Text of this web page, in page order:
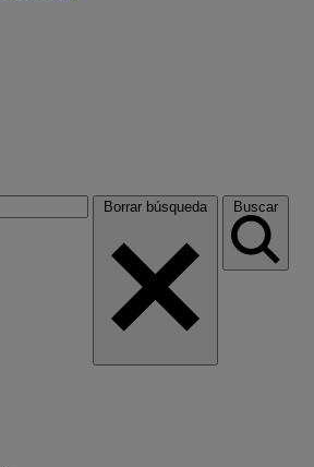
Borrar búsqueda Buscar